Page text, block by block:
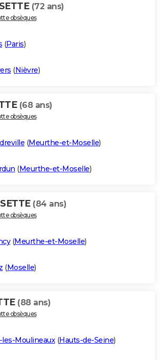
(72 ans)
obsèques
(Paris)
(Nièvre)
(68 ans)
obsèques
(Meurthe-et-Moselle)
(Meurthe-et-Moselle)
(84 ans)
obsèques
(Meurthe-et-Moselle)
(Moselle)
(88 ans)
obsèques
les-Moulineaux(Hauts-de-Seine)